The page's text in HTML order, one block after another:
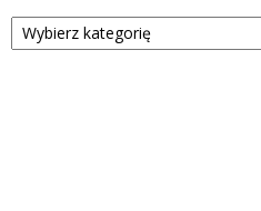
Kategorie